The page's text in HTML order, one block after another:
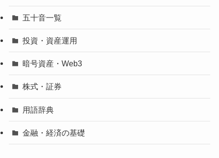
五十音一覧
投資・資産運用
暗号資産・Web3
株式・証券
用語辞典
金融・経済の基礎